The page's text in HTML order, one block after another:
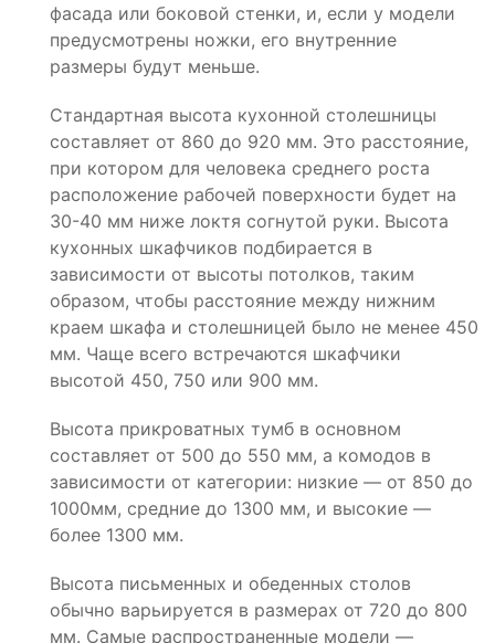
фасада или боковой стенки, и, если у модели
предусмотрены ножки, его внутренние
размеры будут меньше.
Стандартная высота кухонной столешницы
составляет от 860 до 920 мм. Это расстояние,
при котором для человека среднего роста
расположение рабочей поверхности будет на
30-40 мм ниже локтя согнутой руки. Высота
кухонных шкафчиков подбирается в
зависимости от высоты потолков, таким
образом, чтобы расстояние между нижним
краем шкафа и столешницей было не менее 450
мм. Чаще всего встречаются шкафчики
высотой 450, 750 или 900 мм.
Высота прикроватных тумб в основном
составляет от 500 до 550 мм, а комодов в
зависимости от категории: низкие — от 850 до
1000мм, средние до 1300 мм, и высокие —
более 1300 мм.
Высота письменных и обеденных столов
обычно варьируется в размерах от 720 до 800
мм. Самые распространенные модели —